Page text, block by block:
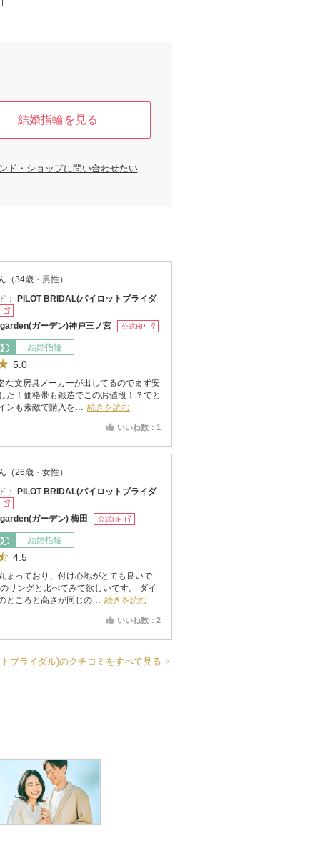
結婚指輪を見る
ド・ショップに問い合わせたい
（34歳・男性）
：
PILOT BRIDAL(パイロットブライダ
garden(ガーデン)神戸三ノ宮 公式HP
結婚指輪
5.0
な文房具メーカーが出してるのでまず安
た！価格帯も鍛造でこのお値段！？でと
ンも素敵で購入を… 続きを読む
いいね数：1
（26歳・女性）
：
PILOT BRIDAL(パイロットブライダ
garden(ガーデン) 梅田 公式HP
結婚指輪
4.5
まっており、付け心地がとても良いで
リングと比べてみて欲しいです。 ダイ
ところと高さが同じの… 続きを読む
いいね数：2
ブライダル)のクチコミをすべて見る